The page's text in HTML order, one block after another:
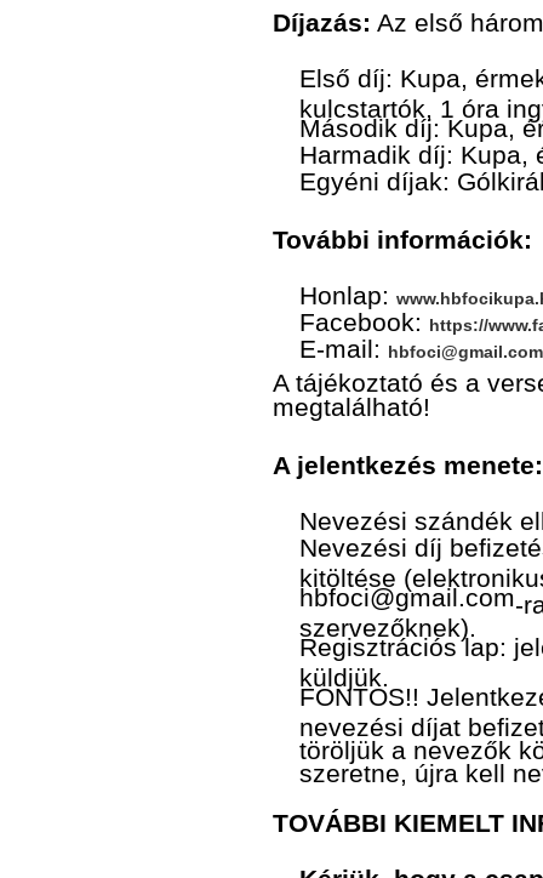
Díjazás: Az első
Első díj: Kupa,
kulcstartók, 1 óra
Második díj: Kupa,
Harmadik díj: Kupa,
Egyéni díjak:
További információk:
Honlap:
Facebook: https://
E-mail: hbfoci@gmail.com
A tájékoztató és a
megtalálható!
A jelentkezés menete:
Nevezési szándék
Nevezési díj
kitöltése
hbfoci@gmail.com -
szervezőknek).
Regisztrációs lap:
küldjük.
FONTOS!!
nevezési díjat
töröljük a nevezők
szeretne, újra kell
TOVÁBBI KIEMELT